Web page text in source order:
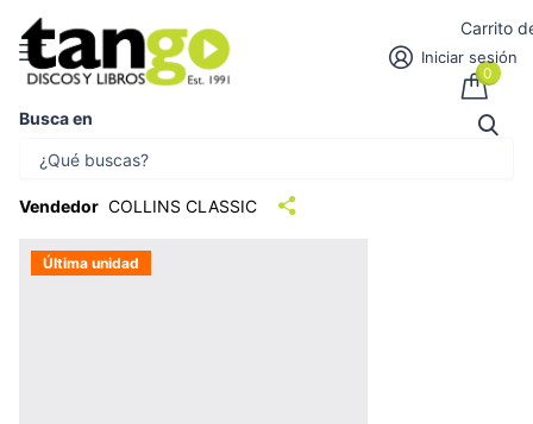
Busca en
Iniciar sesión
Carrito
0
ORCHESTRA, y otros
Vendedor COLLINS CLASSIC
Última unidad